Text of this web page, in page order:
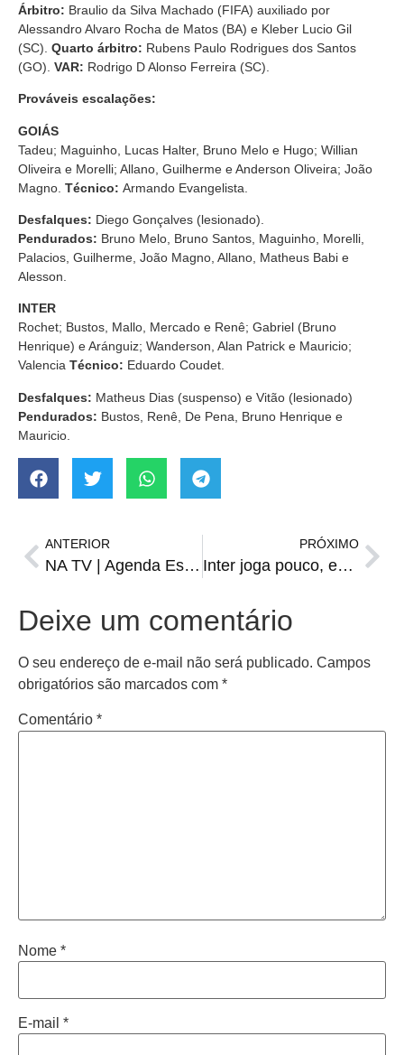
Árbitro: Braulio da Silva Machado (FIFA) auxiliado por
Alessandro Alvaro Rocha de Matos (BA) e Kleber Lucio Gil
(SC). Quarto árbitro: Rubens Paulo Rodrigues dos Santos
(GO). VAR: Rodrigo D Alonso Ferreira (SC).
Prováveis escalações:
GOIÁS
Tadeu; Maguinho, Lucas Halter, Bruno Melo e Hugo; Willian
Oliveira e Morelli; Allano, Guilherme e Anderson Oliveira; João
Magno. Técnico: Armando Evangelista.
Desfalques: Diego Gonçalves (lesionado).
Pendurados: Bruno Melo, Bruno Santos, Maguinho, Morelli,
Palacios, Guilherme, João Magno, Allano, Matheus Babi e
Alesson.
INTER
Rochet; Bustos, Mallo, Mercado e Renê; Gabriel (Bruno
Henrique) e Aránguiz; Wanderson, Alan Patrick e Mauricio;
Valencia Técnico: Eduardo Coudet.
Desfalques: Matheus Dias (suspenso) e Vitão (lesionado)
Pendurados: Bustos, Renê, De Pena, Bruno Henrique e
Mauricio.
ANTERIOR
NA TV | Agenda Esportiva de sábado, 2 de setembro
PRÓXIMO
Inter joga pouco, empata com o Goiás e chega a 10 jogos sem vencer no Brasileiro
Deixe um comentário
O seu endereço de e-mail não será publicado. Campos
obrigatórios são marcados com *
Comentário *
Nome *
E-mail *